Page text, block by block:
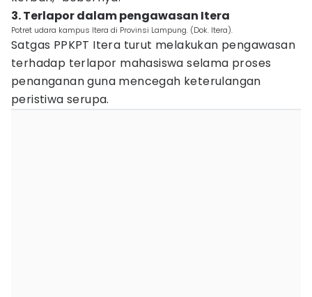
3. Terlapor dalam pengawasan Itera
Potret udara kampus Itera di Provinsi Lampung. (Dok. Itera).
Satgas PPKPT Itera turut melakukan pengawasan
terhadap terlapor mahasiswa selama proses
penanganan guna mencegah keterulangan
peristiwa serupa.